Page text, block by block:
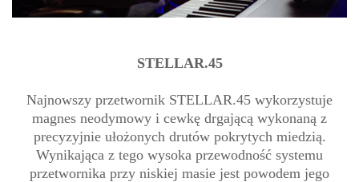
STELLAR.45
Najnowszy przetwornik STELLAR.45 wykorzystuje
magnes neodymowy i cewkę drgającą wykonaną z
precyzyjnie ułożonych drutów pokrytych miedzią.
Wynikająca z tego wysoka przewodność systemu
przetwornika przy niskiej masie jest powodem jego